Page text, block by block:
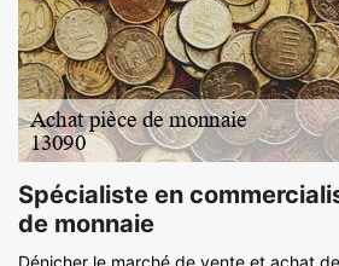
Spécialiste en
de monnaie